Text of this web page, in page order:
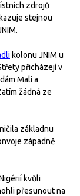
zdrojů
stejnou
kolonu JNIM u
přicházejí v
Mali a
žádná ze
základnu
západně
kvůli
přesunout na